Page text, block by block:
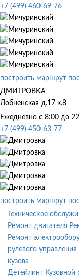
+7 (499) 460-69-76
построить маршрут
ДМИТРОВКА
Лобненская д.17 к.8
Ежедневно с 8:00 до
+7 (499) 450-63-77
построить маршрут
Техническое
Ремонт двигателя
Ремонт
рулевого управления
кузова
Детейлинг Кузовной